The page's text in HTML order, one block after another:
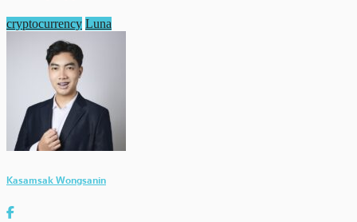
cryptocurrency Luna
Kasamsak Wongsanin